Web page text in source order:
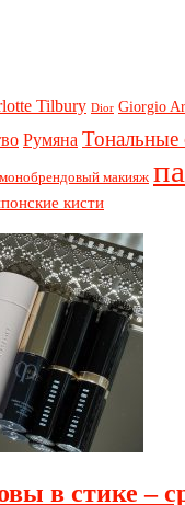
Tilbury Dior Giorgio
Румяна Тональные
монобрендовый макияж
кисти
в стике –